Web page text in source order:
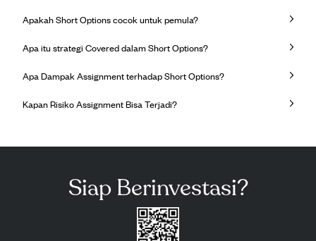
Apakah Short Options cocok untuk pemula?
Apa itu strategi Covered dalam Short Options?
Apa Dampak Assignment terhadap Short Options?
Kapan Risiko Assignment Bisa Terjadi?
Siap Berinvestasi?